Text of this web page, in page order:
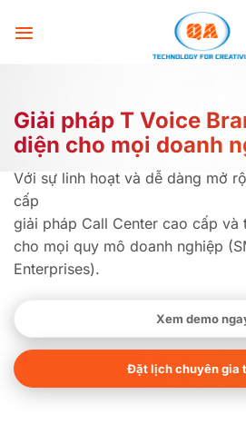
qua
Giải pháp T Voice
diện cho mọi doanh
Với sự linh hoạt và dễ dàng mở
cấp
giải pháp Call Center cao cấp và
cho mọi quy mô doanh nghiệp
Enterprises).
Xem demo
Đặt lịch chuyên gia